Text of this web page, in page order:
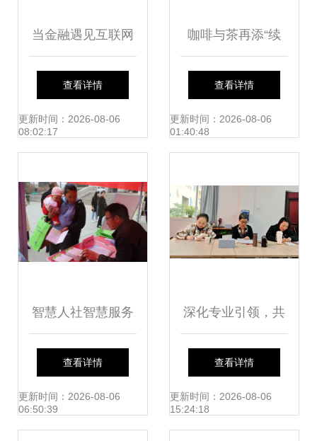
当金融遇见互联网
产品经理视角下的
社会经济咨询服务
查看详情
更新时间：2026-08-06
08:02:17
咖啡与茶再添“续
命”实锤 哈佛研究
揭示健康长寿的秘
查看详情
更新时间：2026-08-06
01:40:48
智慧人社智慧服务
服务于民方便于民
——宁乡市人社局
查看详情
更新时间：2026-08-06
06:50:39
深化专业引领，共
筑心理防线——眉
山开展心理咨询案
查看详情
更新时间：2026-08-06
15:24:18